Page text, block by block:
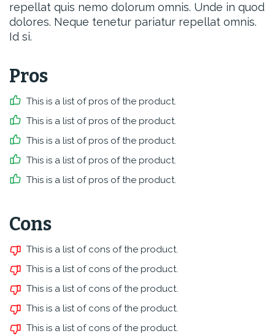
repellat quis nemo dolorum omnis. Unde in quod
dolores. Neque tenetur pariatur repellat omnis.
Id si.
Pros
This is a list of pros of the product.
This is a list of pros of the product.
This is a list of pros of the product.
This is a list of pros of the product.
This is a list of pros of the product.
Cons
This is a list of cons of the product.
This is a list of cons of the product.
This is a list of cons of the product.
This is a list of cons of the product.
This is a list of cons of the product.